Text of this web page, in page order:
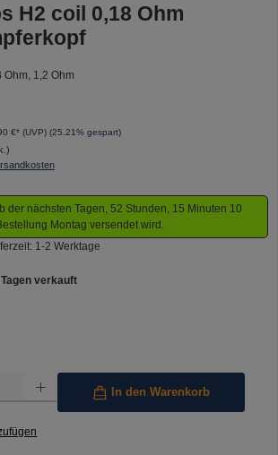
H2 coil 0,18 Ohm
Ohm, 1,2 Ohm
€* (UVP) (25.21% gespart)
der nächsten Tagen, 52 Stunden, 15 Minuten 10
Montag versendet wird.
1-2 Werktage
verkauft
In den Warenkorb